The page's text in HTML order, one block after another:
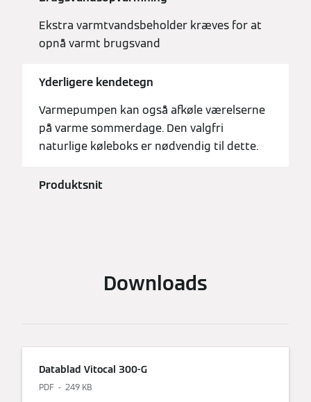
Ekstra varmtvandsbeholder kræves for at
opnå varmt brugsvand
Yderligere kendetegn
Varmepumpen kan også afkøle værelserne
på varme sommerdage. Den valgfri
naturlige køleboks er nødvendig til dette.
Produktsnit
Downloads
Datablad Vitocal 300-G
PDF 249 KB